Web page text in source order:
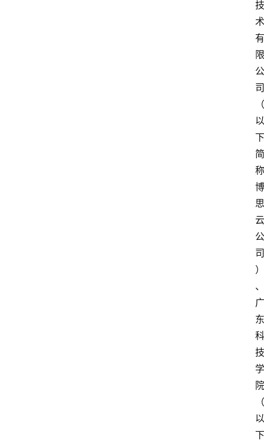
技
术
有
限
公
司
（
以
下
简
称
博
思
云
公
司
）
、
广
东
科
技
学
院
（
以
下